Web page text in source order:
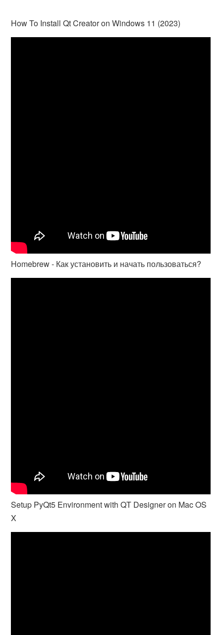
How To Install Qt Creator on Windows 11 (2023)
Homebrew - Как установить и начать пользоваться?
Setup PyQt5 Environment with QT Designer on Mac OS
X